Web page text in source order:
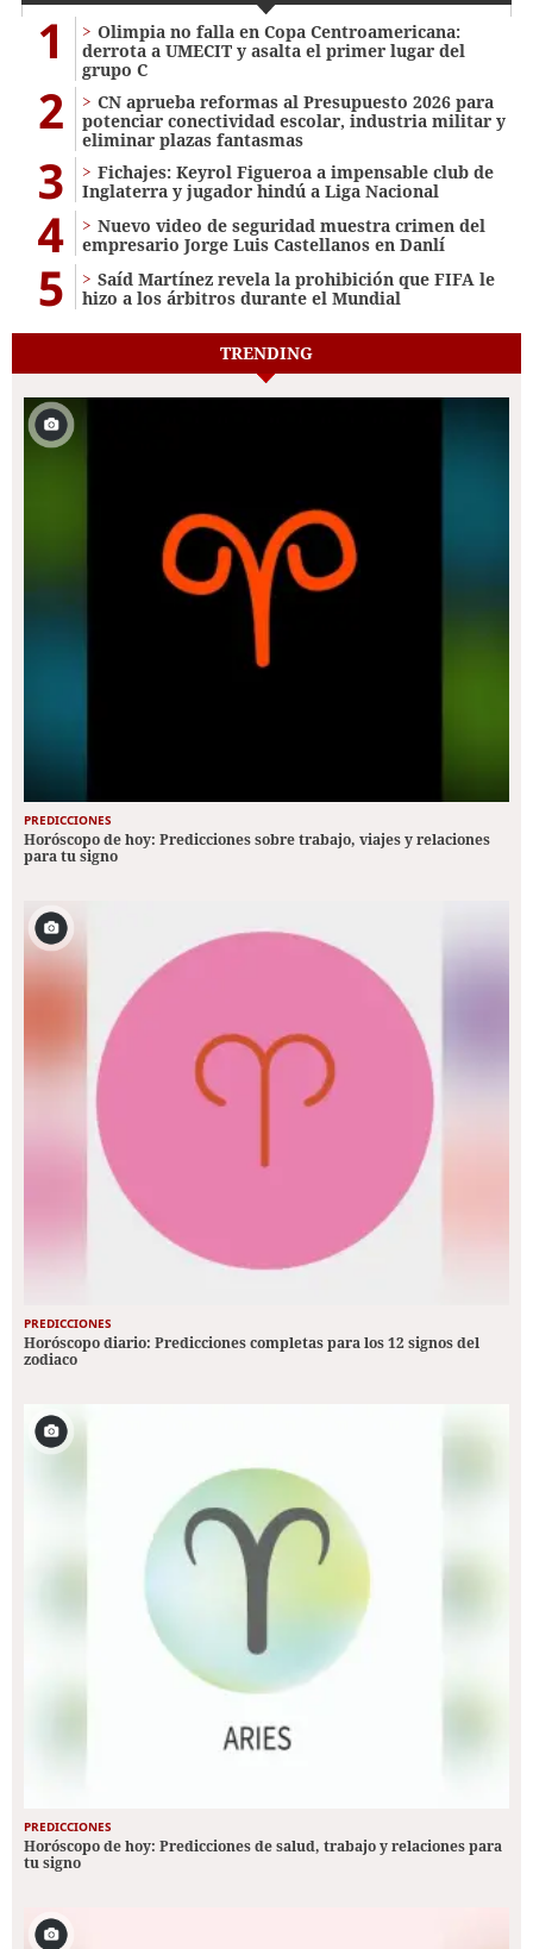
1
Olimpia no falla en Copa Centroamericana:
derrota a UMECIT y asalta el primer lugar del
grupo C
2
CN aprueba reformas al Presupuesto 2026 para
potenciar conectividad escolar, industria militar y
eliminar plazas fantasmas
3
Fichajes: Keyrol Figueroa a impensable club de
Inglaterra y jugador hindú a Liga Nacional
4
Nuevo video de seguridad muestra crimen del
empresario Jorge Luis Castellanos en Danlí
5
Saíd Martínez revela la prohibición que FIFA le
hizo a los árbitros durante el Mundial
TRENDING
PREDICCIONES
Horóscopo de hoy: Predicciones sobre trabajo, viajes y relaciones
para tu signo
PREDICCIONES
Horóscopo diario: Predicciones completas para los 12 signos del
zodiaco
PREDICCIONES
Horóscopo de hoy: Predicciones de salud, trabajo y relaciones para
tu signo